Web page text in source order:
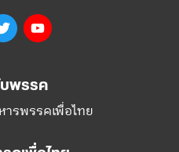
รพรรคเพื่อไทย
ชิกพรรค